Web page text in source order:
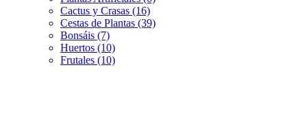
Cactus y Crasas (16)
Cestas de Plantas (39)
Bonsáis (7)
Huertos (10)
Frutales (10)